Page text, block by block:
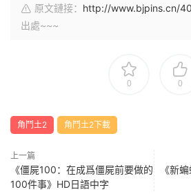
原文鏈接： http://www.bjpins.cn/
出處~~~
0 0
角鬥土2 角鬥土2下載
上一篇
《僵屍100：在成爲僵屍前要做的
100件事》HD日語中字
《新